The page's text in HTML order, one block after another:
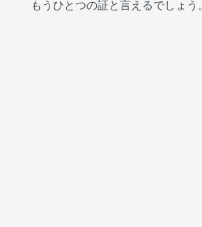
もうひとつの証と言えるでしょう。